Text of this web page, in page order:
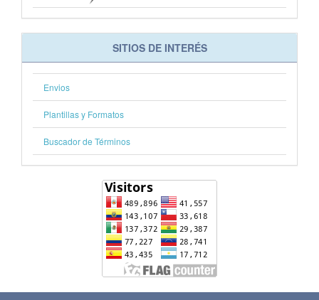
SITIOS DE INTERÉS
Envios
Plantillas y Formatos
Buscador de Términos